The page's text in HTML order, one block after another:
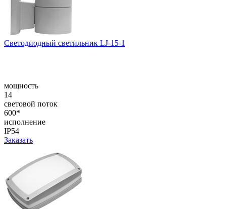
Светодиодный светильник LJ-15-1
мощность
14
световой поток
600*
исполнение
IP54
Заказать